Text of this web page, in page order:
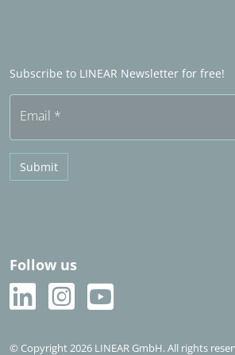
Subscribe to LINEAR Newsletter for free!
Email *
Submit
Follow us
© Copyright 2026 LINEAR GmbH. All rights